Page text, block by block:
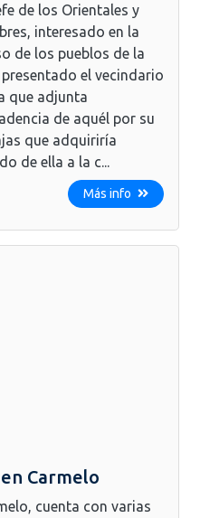
de los Orientales y
interesado en la
de los pueblos de la
el vecindario
que adjunta
de aquél por su
que adquiriría
de ella a la c...
Más info
Carmelo
cuenta con varias